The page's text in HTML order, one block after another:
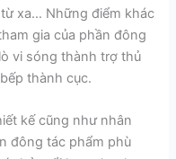
xa… Những điểm khác
gia của phần đông
vi sóng thành trợ thủ
thành cục.
kế cũng như nhân
đông tác phẩm phù